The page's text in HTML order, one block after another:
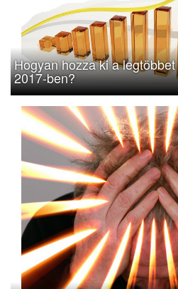
Hogyan hozza ki a
2017-ben?